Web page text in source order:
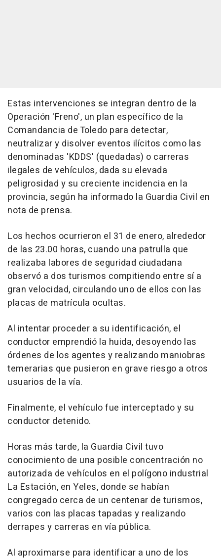
Estas intervenciones se integran dentro de la
Operación 'Freno', un plan específico de la
Comandancia de Toledo para detectar,
neutralizar y disolver eventos ilícitos como las
denominadas 'KDDS' (quedadas) o carreras
ilegales de vehículos, dada su elevada
peligrosidad y su creciente incidencia en la
provincia, según ha informado la Guardia Civil en
nota de prensa.
Los hechos ocurrieron el 31 de enero, alrededor
de las 23.00 horas, cuando una patrulla que
realizaba labores de seguridad ciudadana
observó a dos turismos compitiendo entre sí a
gran velocidad, circulando uno de ellos con las
placas de matrícula ocultas.
Al intentar proceder a su identificación, el
conductor emprendió la huida, desoyendo las
órdenes de los agentes y realizando maniobras
temerarias que pusieron en grave riesgo a otros
usuarios de la vía.
Finalmente, el vehículo fue interceptado y su
conductor detenido.
Horas más tarde, la Guardia Civil tuvo
conocimiento de una posible concentración no
autorizada de vehículos en el polígono industrial
La Estación, en Yeles, donde se habían
congregado cerca de un centenar de turismos,
varios con las placas tapadas y realizando
derrapes y carreras en vía pública.
Al aproximarse para identificar a uno de los